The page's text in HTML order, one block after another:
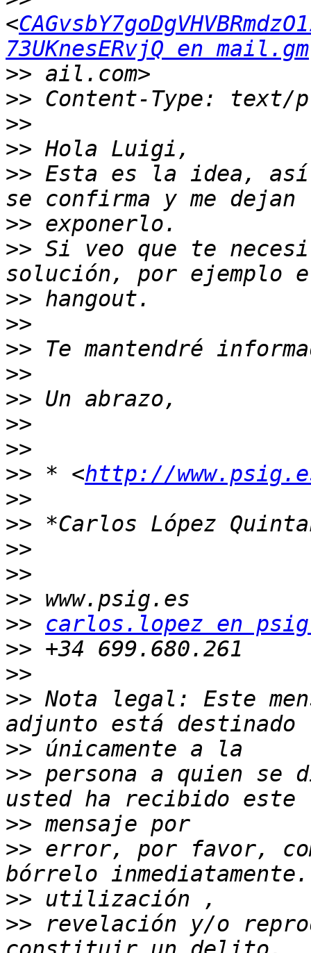
<
73UKnesERvjQ en mail.gm
>>
>>
>>
>>
>> Esta es la idea,
>>
>> Si veo que te
>>
>>
>>
>>
>>
>>
>>
>> * <http://
>>
>>
>>
>>
>>
>>
carlos.lopez en
>>
>>
>> Nota legal: Este
>>
>> persona a quien
>>
>> error, por favor,
>>
>> revelación y/o